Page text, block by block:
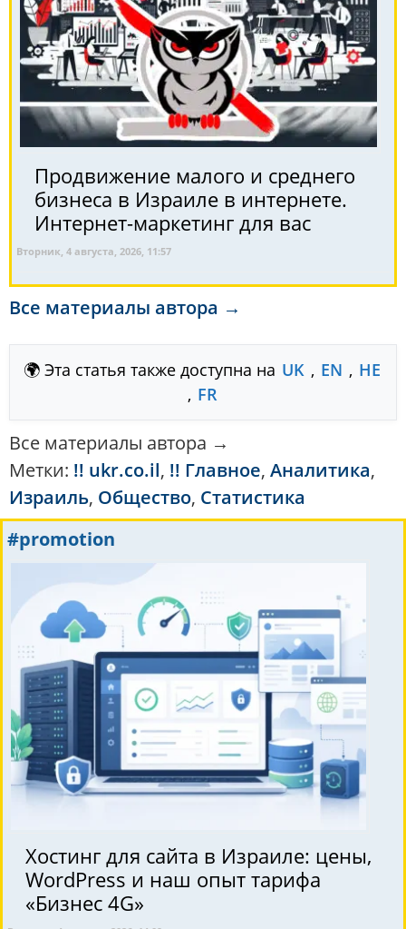
Продвижение малого и среднего
бизнеса в Израиле в интернете.
Интернет-маркетинг для вас
Вторник, 4 августа, 2026, 11:57
Все материалы автора →
🌍 Эта статья также доступна на UK , EN , HE
, FR
Все материалы автора →
Метки: !! ukr.co.il, !! Главное, Аналитика,
Израиль, Общество, Статистика
#promotion
Хостинг для сайта в Израиле: цены,
WordPress и наш опыт тарифа
«Бизнес 4G»